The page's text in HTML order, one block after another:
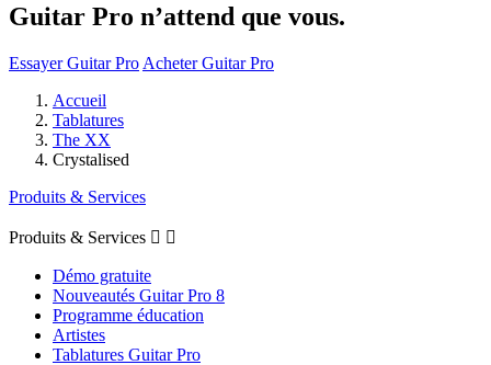
Guitar Pro n’attend que vous.
Essayer Guitar Pro Acheter Guitar Pro
Accueil
Tablatures
The XX
Crystalised
Produits & Services
Produits & Services  
Démo gratuite
Nouveautés Guitar Pro 8
Programme éducation
Artistes
Tablatures Guitar Pro